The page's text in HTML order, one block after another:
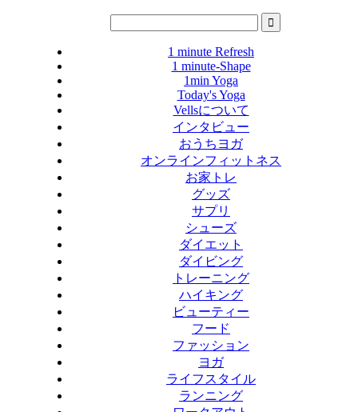
1 minute Refresh
1 minute-Shape
1min Yoga
Today's Yoga
Vellsについて
インタビュー
おうちヨガ
オンラインフィットネス
お家トレ
グッズ
サプリ
シューズ
ダイエット
ダイビング
トレーニング
ハイキング
ビューティー
フード
ファッション
ヨガ
ライフスタイル
ランニング